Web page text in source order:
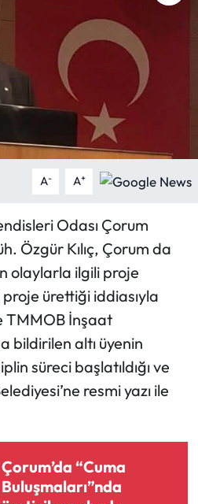
A- A+
Odası Çorum
Özgür Kılıç, Çorum da
olaylarla ilgili proje
ürettiği iddiasıyla
TMMOB İnşaat
bildirilen altı üyenin
süreci başlatıldığı ve
resmi yazı ile
Çorum’da “Cuma
Buluşmaları”nda